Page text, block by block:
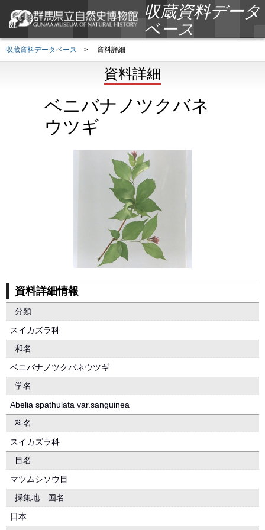
収蔵資料データ
ベース
収蔵資料データベース > 資料詳細
資料詳細
ベニバナノツクバネ
ウツギ
資料詳細情報
分類
スイカズラ科
和名
ベニバナノツクバネウツギ
学名
Abelia spathulata var.sanguinea
科名
スイカズラ科
目名
マツムシソウ目
採集地 国名
日本